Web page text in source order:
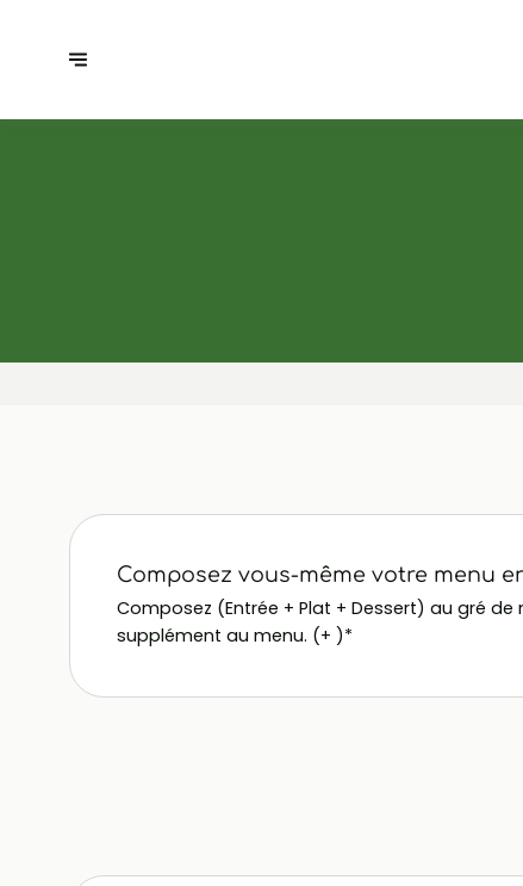
Composez vous-même votre menu
Composez (Entrée + Plat + Dessert) au gré
supplément au menu. (+ )*